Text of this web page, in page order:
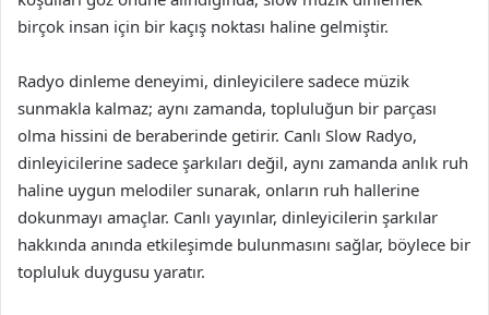
birçok insan için bir kaçış noktası haline gelmiştir.
Radyo dinleme deneyimi, dinleyicilere sadece müzik
sunmakla kalmaz; aynı zamanda, topluluğun bir parçası
olma hissini de beraberinde getirir. Canlı Slow Radyo,
dinleyicilerine sadece şarkıları değil, aynı zamanda anlık ruh
haline uygun melodiler sunarak, onların ruh hallerine
dokunmayı amaçlar. Canlı yayınlar, dinleyicilerin şarkılar
hakkında anında etkileşimde bulunmasını sağlar, böylece bir
topluluk duygusu yaratır.